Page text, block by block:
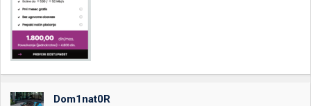
Dom1nat0R